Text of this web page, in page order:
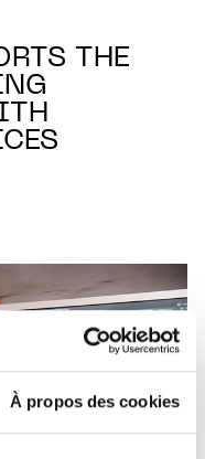
À propos des cookies
THE